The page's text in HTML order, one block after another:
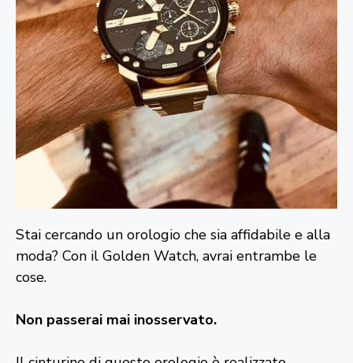
Stai cercando un orologio che sia affidabile e alla
moda? Con il Golden Watch, avrai entrambe le
cose.
Non passerai mai inosservato.